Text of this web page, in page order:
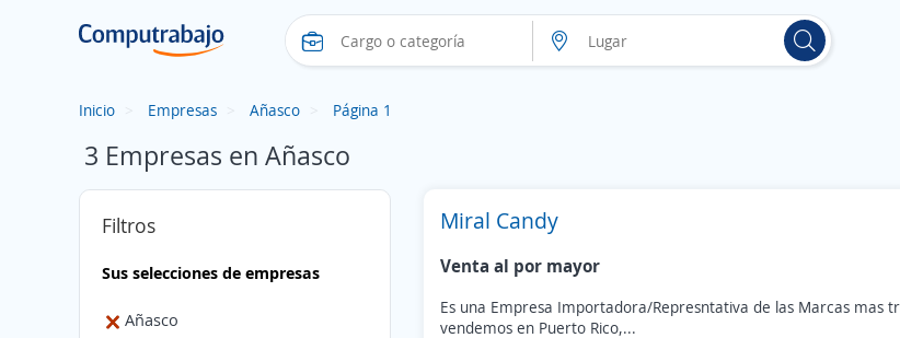
Inicio Empresas Añasco Página 1
3 Empresas en Añasco
Filtros
Sus selecciones de empresas
Añasco
Miral Candy
Venta al por mayor
Es una Empresa Importadora/Represntativa de las Marcas mas
vendemos en Puerto Rico,...